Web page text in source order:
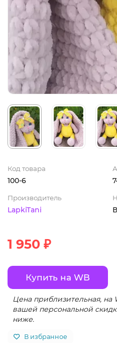
Код товара
100-6
Производитель
LapkiTani
1 950 ₽
Купить на WB
Цена приблизительная, на
вашей персональной
ниже.
В избранное